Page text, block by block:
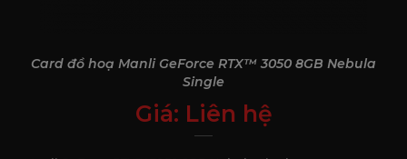
Card đồ hoạ Manli GeForce RTX™ 3050 8GB Nebula
Single
Giá: Liên hệ
0₫